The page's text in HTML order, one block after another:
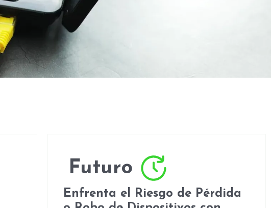
Futuro
Enfrenta el Riesgo de Pérdida